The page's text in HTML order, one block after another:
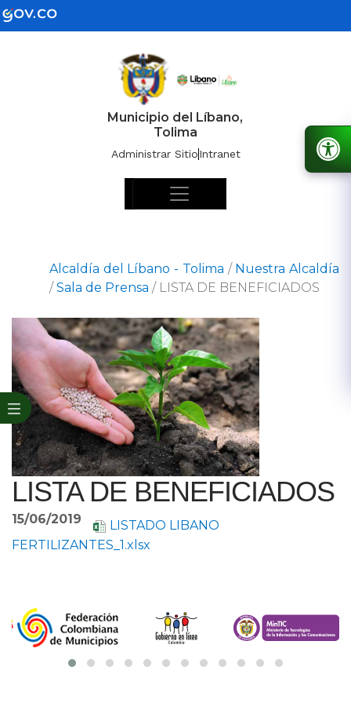
Municipio del Líbano,
Tolima
Administrar SitioIntranet
Alcaldía del Líbano - Tolima / Nuestra Alcaldía
/ Sala de Prensa / LISTA DE BENEFICIADOS
LISTA DE BENEFICIADOS
15/06/2019
LISTADO LIBANO
FERTILIZANTES_1.xlsx